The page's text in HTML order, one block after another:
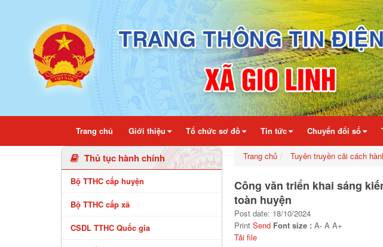
Chi tiết bài viết - Xã Gio Linh
Trang chủ Giới thiệu Tổ chức sơ đồ Tin tức Chuyển đổi số
Thủ tục hành chính
Bộ TTHC cấp huyện
Bộ TTHC cấp xã
CSDL TTHC Quốc gia
Trang chủ Tuyên truyền cải cách
Công văn triển khai sáng
toàn huyện
Post date: 18/10/2024
Print Send Font size : A- A A+
Tải file